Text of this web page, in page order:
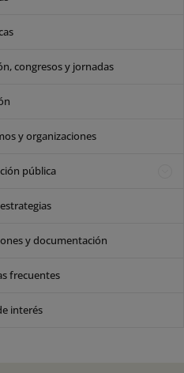
congresos y jornadas
y organizaciones
pública
y documentación
frecuentes
interés